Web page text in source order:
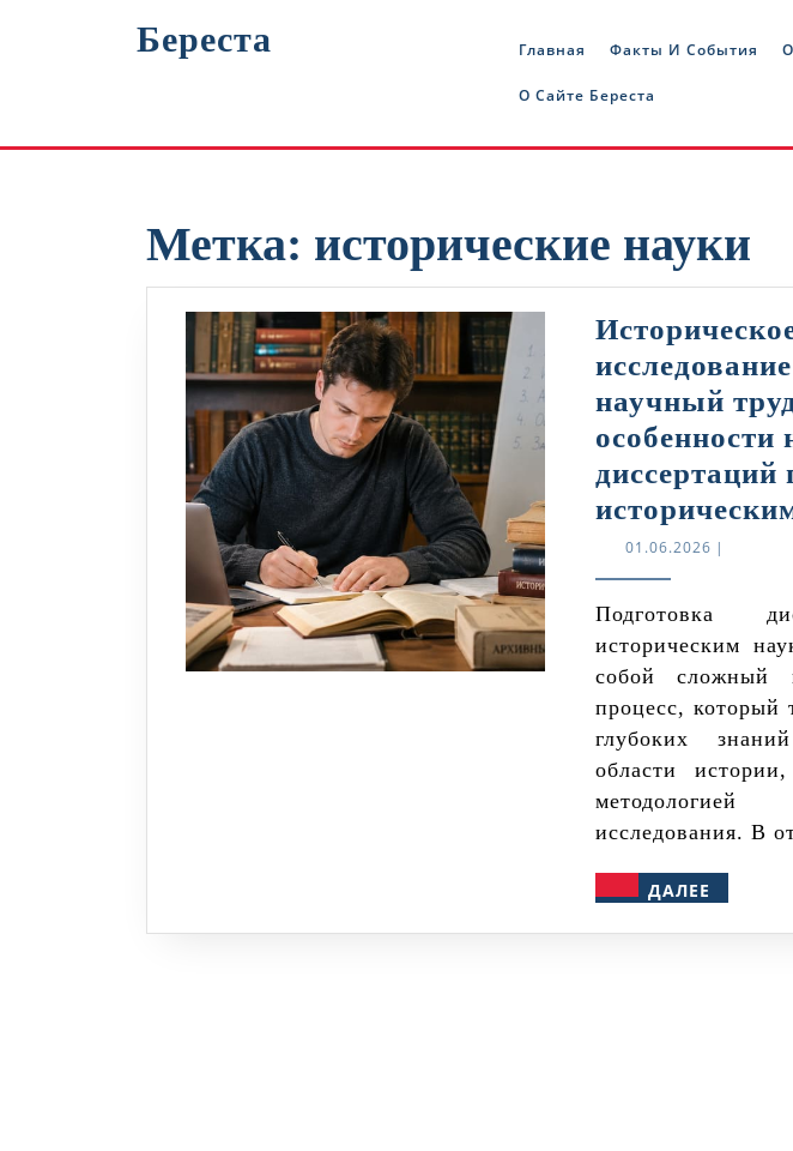
Береста Главная Факты И События
О Сайте Береста
Метка: исторические науки
научный
особенности
диссертаций
01.06.202601.06.2026
|
Подготовка диссертации по
историческим
собой сложный
процесс, который
глубоких
области
исследования. В
ДАЛЕЕ